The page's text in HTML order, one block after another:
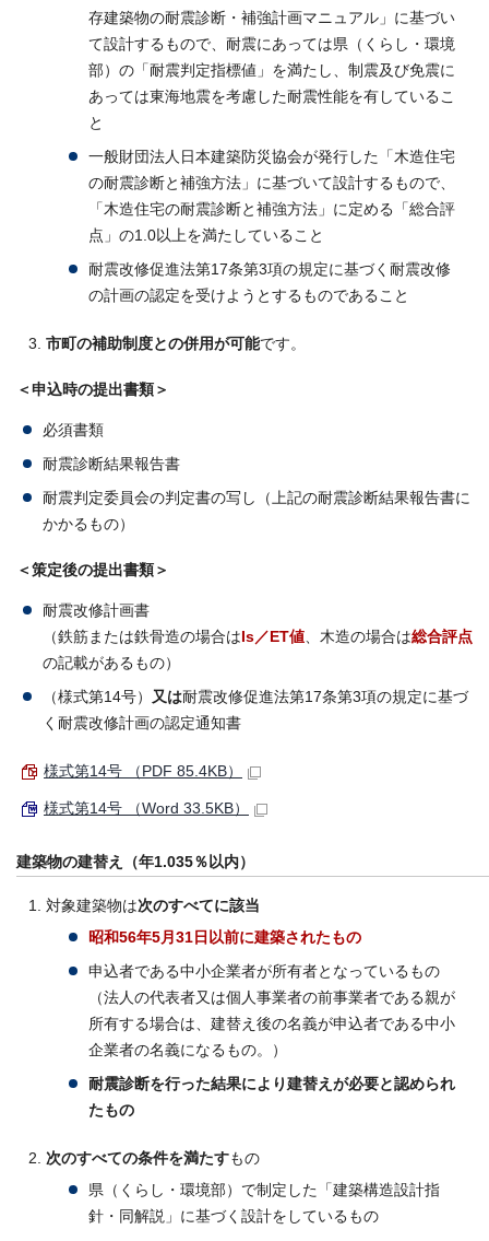
存建築物の耐震診断・補強計画マニュアル」に基づい
て設計するもので、耐震にあっては県（くらし・環境
部）の「耐震判定指標値」を満たし、制震及び免震に
あっては東海地震を考慮した耐震性能を有しているこ
と
一般財団法人日本建築防災協会が発行した「木造住宅
の耐震診断と補強方法」に基づいて設計するもので、
「木造住宅の耐震診断と補強方法」に定める「総合評
点」の1.0以上を満たしていること
耐震改修促進法第17条第3項の規定に基づく耐震改修
の計画の認定を受けようとするものであること
市町の補助制度との併用が可能です。
＜申込時の提出書類＞
必須書類
耐震診断結果報告書
耐震判定委員会の判定書の写し（上記の耐震診断結果報告書に
かかるもの）
＜策定後の提出書類＞
耐震改修計画書
（鉄筋または鉄骨造の場合は Is／ET値、木造の場合は総合評点
の記載があるもの）
（様式第14号） 又は耐震改修促進法第17条第3項の規定に基づ
く耐震改修計画の認定通知書
様式第14号 （PDF 85.4KB）
様式第14号 （Word 33.5KB）
建築物の建替え（年1.035％以内）
対象建築物は次のすべてに該当
昭和56年5月31日以前に建築されたもの
申込者である中小企業者が所有者となっているもの
（法人の代表者又は個人事業者の前事業者である親が
所有する場合は、建替え後の名義が申込者である中小
企業者の名義になるもの。）
耐震診断を行った結果により建替えが必要と認められ
たもの
次のすべての条件を満たすもの
県（くらし・環境部）で制定した「建築構造設計指
針・同解説」に基づく設計をしているもの